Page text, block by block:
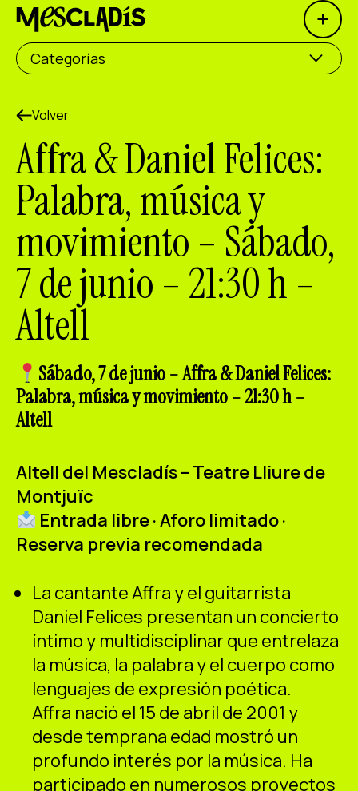
Open
Productora social
Productora de experiencias
Productora de empleo
Productora de conocimiento
Productora cultural
Agenda
Nuestros talleres
Blog
Contacto
ES CA EN
Categorías
Volver
Affra & Daniel Felices:
Palabra, música y
movimiento – Sábado,
7 de junio – 21:30 h –
Altell
Sábado, 7 de junio – Affra & Daniel Felices:
Palabra, música y movimiento – 21:30 h –
Altell
Altell del Mescladís – Teatre Lliure de
Montjuïc
Entrada libre · Aforo limitado ·
Reserva previa recomendada
La cantante Affra y el guitarrista
Daniel Felices presentan un concierto
íntimo y multidisciplinar que entrelaza
la música, la palabra y el cuerpo como
lenguajes de expresión poética.
Affra nació el 15 de abril de 2001 y
desde temprana edad mostró un
profundo interés por la música. Ha
participado en numerosos proyectos